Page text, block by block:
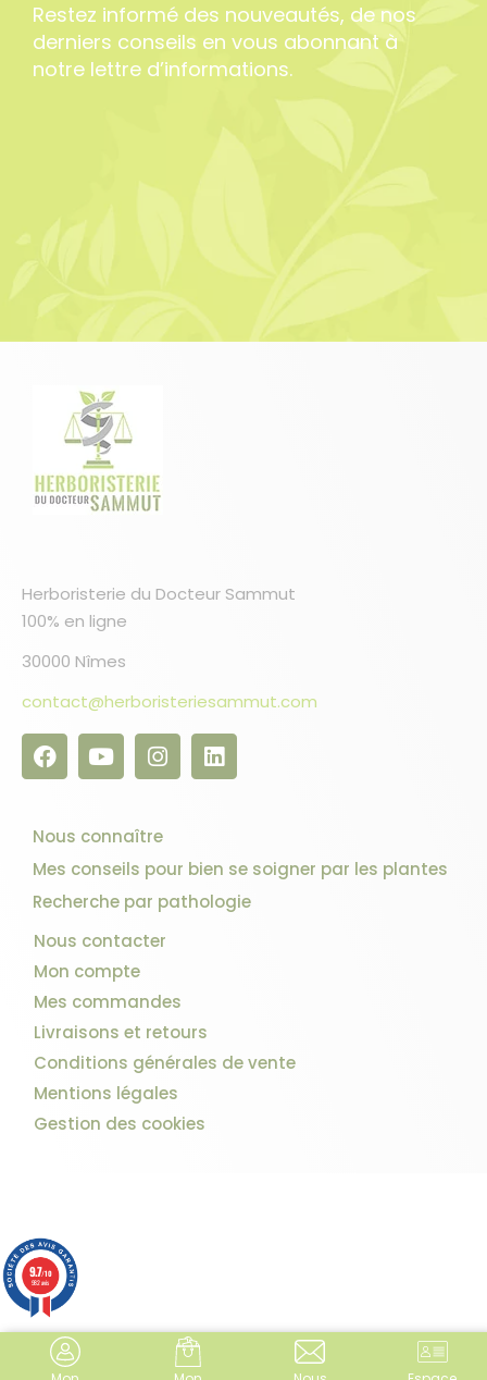
Restez informé des nouveautés, de nos
derniers conseils en vous abonnant à
notre lettre d’informations.
Herboristerie du Docteur Sammut
100% en ligne
30000 Nîmes
contact@herboristeriesammut.com
Nous connaître
Mes conseils pour bien se soigner par les plantes
Recherche par pathologie
Nous contacter
Mon compte
Mes commandes
Livraisons et retours
Conditions générales de vente
Mentions légales
Gestion des cookies
9.7/10
982 avis